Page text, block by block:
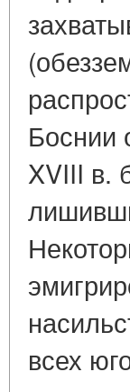
Боснии
XVIII в.
всех